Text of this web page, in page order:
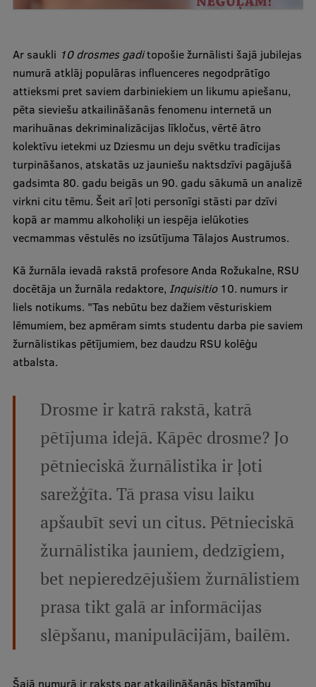
Mūžizglītība
Ētikas un līdztiesības mācības
Atvērtā universitāte
Sagatavošanas kursi
Profesionālās pilnveides kursi
ESF kvalifikācijas celšanas kursi
Pedagoģiskās izaugsmes centrs
Kvalifikācijas atbilstības pārbaude
Pētniecība
Zinātniskie institūti un laboratorijas
RSU zinātnes portāls
Zinātnes ietekme
Pētniecības platformas
Doktorantūras skola
Pētniecības pakalpojumi
Pētniecības projekti
Zinātnieku brokastis
Vertikāli integrētie projekti
Zinātniskās konferences
Ar saukli 10 drosmes gaditopošie žurnālisti šajā jubilejas
numurā atklāj populāras influenceres negodprātīgo
attieksmi pret saviem darbiniekiem un likumu apiešanu,
pēta sieviešu atkailināšanās fenomenu internetā un
marihuānas dekriminalizācijas līkločus, vērtē ātro
kolektīvu ietekmi uz Dziesmu un deju svētku tradīcijas
turpināšanos, atskatās uz jauniešu naktsdzīvi pagājušā
gadsimta 80. gadu beigās un 90. gadu sākumā un analizē
virkni citu tēmu. Šeit arī ļoti personīgi stāsti par dzīvi
kopā ar mammu alkoholiķi un iespēja ielūkoties
vecmammas vēstulēs no izsūtījuma Tālajos Austrumos.
Kā žurnāla ievadā rakstā profesore Anda Rožukalne, RSU
docētāja un žurnāla redaktore, Inquisitio 10. numurs ir
liels notikums. "Tas nebūtu bez dažiem vēsturiskiem
lēmumiem, bez apmēram simts studentu darba pie saviem
žurnālistikas pētījumiem, bez daudzu RSU kolēģu
atbalsta.
Drosme ir katrā rakstā, katrā
pētījuma idejā. Kāpēc drosme? Jo
pētnieciskā žurnālistika ir ļoti
sarežģīta. Tā prasa visu laiku
apšaubīt sevi un citus. Pētnieciskā
žurnālistika jauniem, dedzīgiem,
bet nepieredzējušiem žurnālistiem
prasa tikt galā ar informācijas
slēpšanu, manipulācijām, bailēm.
Šajā numurā ir raksts par atkailināšanās bīstamību